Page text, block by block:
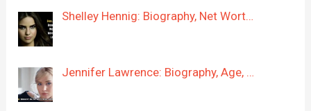
Shelley Hennig: Biography, Net Wort…
Jennifer Lawrence: Biography, Age, …